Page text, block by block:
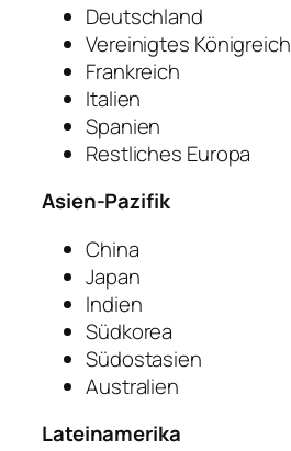
Deutschland
Vereinigtes Königreich
Frankreich
Italien
Spanien
Restliches Europa
Asien-Pazifik
China
Japan
Indien
Südkorea
Südostasien
Australien
Lateinamerika